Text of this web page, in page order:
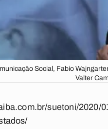
Social, Fabio
Valter
suetoni/2020/